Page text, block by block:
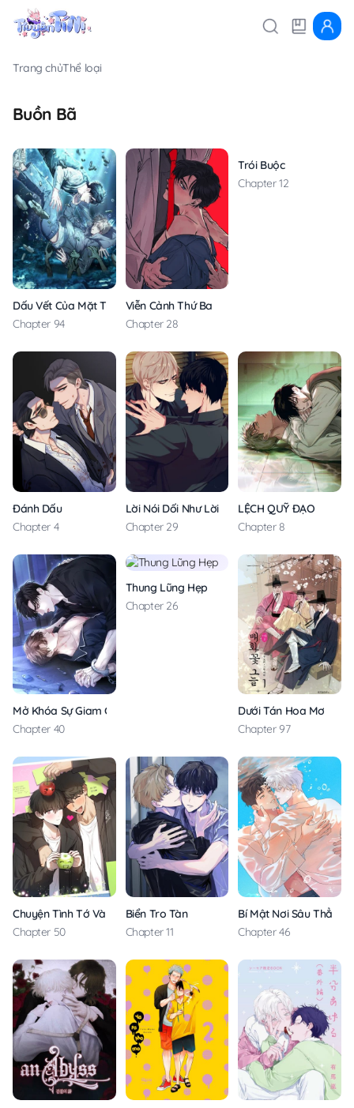
Trang chủThể loại
Buồn Bã
Dấu Vết Của Mặt Trời
Chapter 94
Viễn Cảnh Thứ Ba
Chapter 28
Trói Buộc
Chapter 12
Đánh Dấu
Chapter 4
Lời Nói Dối Như Lời Nói Dối
Chapter 29
LỆCH QUỸ ĐẠO
Chapter 8
Mở Khóa Sự Giam Cầm Êm Ái
Chapter 40
Thung Lũng Hẹp
Chapter 26
Dưới Tán Hoa Mơ
Chapter 97
Chuyện Tình Tớ Và Cậu
Chapter 50
Biển Tro Tàn
Chapter 11
Bí Mật Nơi Sâu Thẳm
Chapter 46